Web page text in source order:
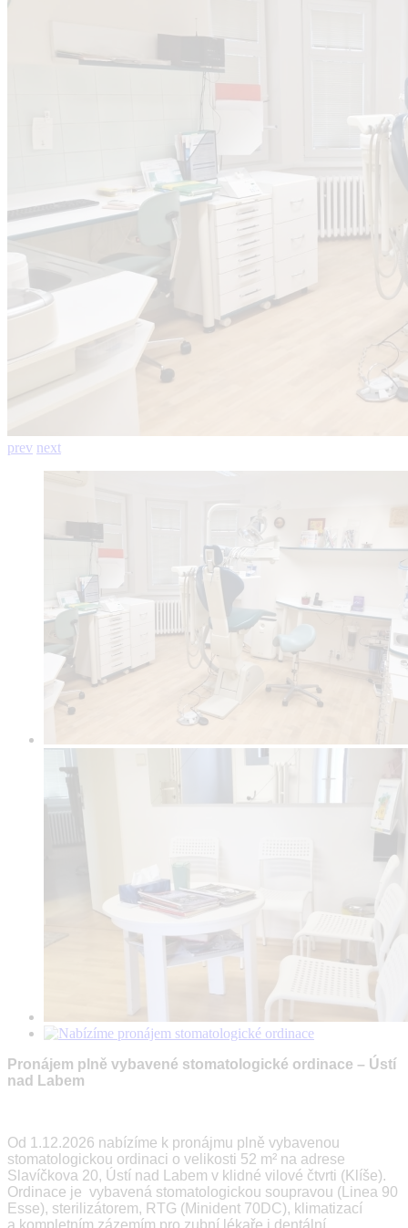
prev next
Pronájem plně vybavené stomatologické ordinace – Ústí
nad Labem
Od 1.12.2026 nabízíme k pronájmu plně vybavenou
stomatologickou ordinaci o velikosti 52 m² na adrese
Slavíčkova 20, Ústí nad Labem v klidné vilové čtvrti (Klíše).
Ordinace je vybavená stomatologickou soupravou (Linea 90
Esse), sterilizátorem, RTG (Minident 70DC), klimatizací
a kompletním zázemím pro zubní lékaře i dentální